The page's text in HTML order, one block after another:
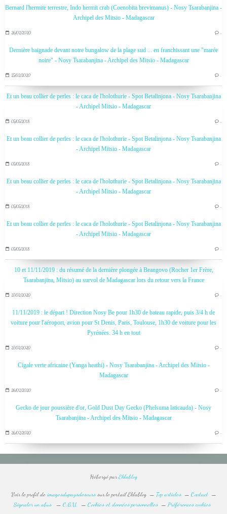
Bernard l'hermite terrestre, Indo hermit crab (Coenobita brevimanus) - Nosy Tsarabanjina -
Archipel des Mitsio - Madagascar
26/02/2020 …
Dernière baignade devant notre bungalow de la plage sud ... en franchissant une "marée
noire" - Nosy Tsarabanjina - Archipel des Mitsio - Madagascar
25/02/2020 …
Et un beau collier de perles : le caca de l'holothurie - Spot Betalinjona - Nosy Tsarabanjina
- Archipel Mitsio - Madagascar
05/05/2018 …
Et un beau collier de perles : le caca de l'holothurie - Spot Betalinjona - Nosy Tsarabanjina
- Archipel Mitsio - Madagascar
05/05/2018 …
Et un beau collier de perles : le caca de l'holothurie - Spot Betalinjona - Nosy Tsarabanjina
- Archipel Mitsio - Madagascar
05/05/2018 …
Et un beau collier de perles : le caca de l'holothurie - Spot Betalinjona - Nosy Tsarabanjina
- Archipel Mitsio - Madagascar
05/05/2018 …
10 et 11/11/2019 : du résumé de la dernière plongée à Beangovo (Rocher 1er Frère,
Tsarabanjina, Mitsio) au survol de Madagascar lors du retour vers la France
27/02/2020 …
11/11/2019 : le départ ! Direction Nosy Be pour 1h30 de bateau rapide, puis 3/4 h de
voiture pour l'aéroport, avion pour St Denis, Paris, Toulouse, 1h30 de voiture pour les
Pyrénées. 34 h en tout
27/02/2020 …
Cigale verte africaine (Yanga heathi) - Nosy Tsarabanjina - Archipel des Mitsio -
Madagascar
26/02/2020 …
Gecko de jour poussière d'or, Gold Dust Day Gecko (Phelsuma laticauda) - Nosy
Tsarabanjina - Archipel des Mitsio - Madagascar
26/02/2020 …
Hébergé parEklablog
Voir le profil de imagesdupaysdesourssur le portail Eklablog Top articles
Contact
Signaler un abus
C.G.U. Cookies et données personnelles Préférences cookies